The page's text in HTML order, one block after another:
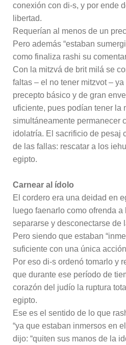
conexión con di-s, y por ende
libertad.
Requerían al menos de un
Pero además “estaban
como finaliza rashi su
Con la mitzvá de brit milá se
faltas – el no tener mitzvot –
precepto básico y de gran
uficiente, pues podían tener la
simultáneamente permanecer
idolatría. El sacrificio de pesaj
de las fallas: rescatar a los
egipto.
Carnear al ídolo
El cordero era una deidad en
luego faenarlo como ofrenda
separarse y desconectarse de
Pero siendo que estaban
suficiente con una única
Por eso di-s ordenó tomarlo y
que durante ese período de
corazón del judío la ruptura
egipto.
Ese es el sentido de lo que
“ya que estaban inmersos en
dijo: “quiten sus manos de la